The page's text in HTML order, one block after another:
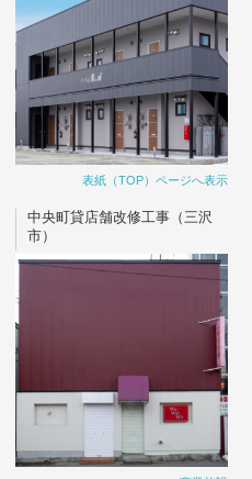
表紙（TOP）ページへ表示
中央町貸店舗改修工事（三沢
市）